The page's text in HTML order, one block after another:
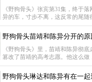
落魄。正要冲下楼去找，迎面撞
的肩，说陪她一起找。两人一层层
《野狗骨头》张宾第31集，终于
异的车，寸步不离，这反常的尾随
觉。他狞笑着抽出匕首，狠狠剜进
肉间绞动，逼他甩掉身后的尾巴。
让苗靖卷进来，索性一脚油门轰到
去。苗靖的车被强行别开，失控
头凹陷，彻底熄了火。她跌跌撞撞
野狗骨头苗靖和陈异分开的原
《野狗骨头》里，苗靖和陈异彻
篡改了苗靖的高考志愿。他这么做
护她，让她离开自己，去走一条更
苗靖右眼皮跳个不停，心里莫名发
想第一时间看到成绩。查完分数回
野狗骨头琳达和陈异有在一起